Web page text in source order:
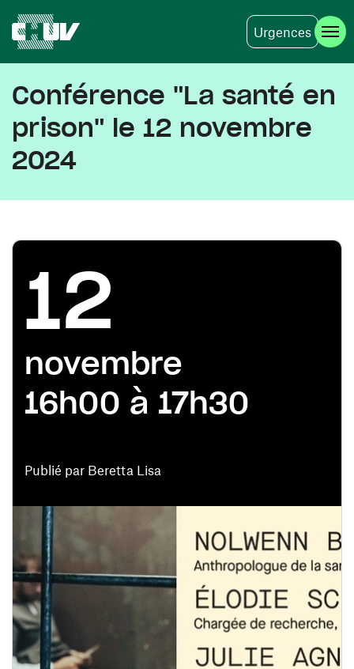
Urgences
Conférence "La santé en
prison" le 12 novembre
2024
Publié par Beretta Lisa
12
novembre
16h00 à 17h30